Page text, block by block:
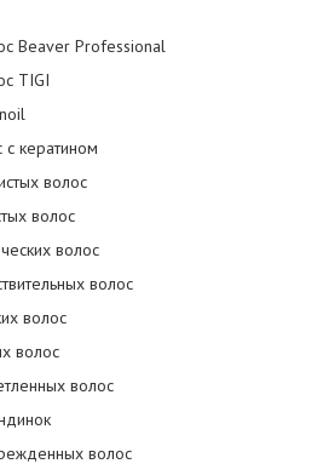
Beaver Professional
TIGI
кератином
волос
волос
волос
волос
волос
волос
волос
волос